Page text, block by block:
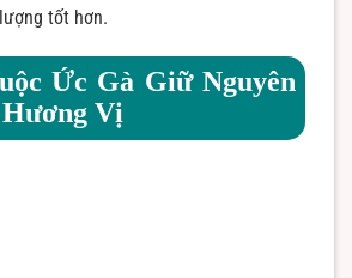
tốt hơn.
Ức Gà Giữ Nguyên
Vị